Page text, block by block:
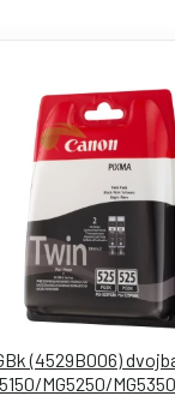
(4529B006)
MG5250/